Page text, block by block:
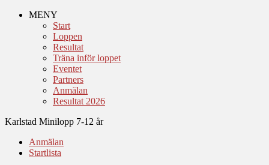
MENY
Start
Loppen
Resultat
Träna inför loppet
Eventet
Partners
Anmälan
Resultat 2026
Karlstad Minilopp 7-12 år
Anmälan
Startlista